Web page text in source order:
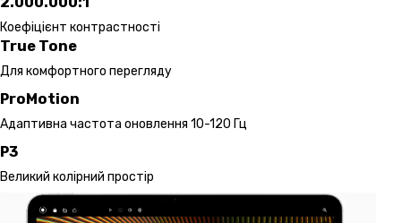
Коефіцієнт контрастності
True Tone
Для комфортного перегляду
ProMotion
Адаптивна частота оновлення 10-120 Гц
P3
Великий колірний простір